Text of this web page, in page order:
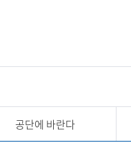
공단에 바란다